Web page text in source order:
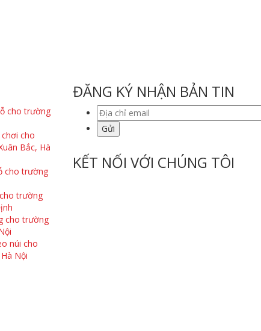
cho trường
cho
Bắc, Hà
cho trường
trường
cho trường
núi cho
Nội
ĐĂNG KÝ NHẬN BẢN TIN
KẾT NỐI VỚI CHÚNG TÔI